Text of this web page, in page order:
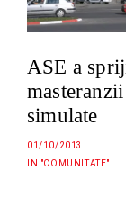
ASE a
simulate
01/10/2013
IN "COMUNITATE"